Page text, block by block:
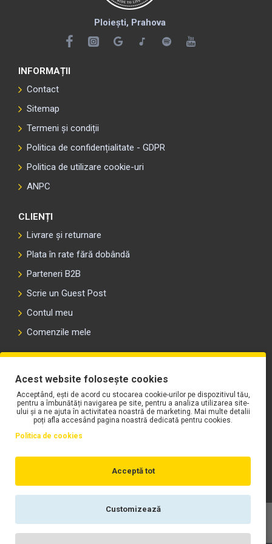
Ploiești, Prahova
INFORMAȚII
Contact
Sitemap
Termeni și condiții
Politica de confidențialitate - GDPR
Politica de utilizare cookie-uri
ANPC
CLIENȚI
Livrare și returnare
Plata în rate fără dobândă
Parteneri B2B
Scrie un Guest Post
Contul meu
Comenzile mele
Copyright © WORK Motors
Acest website folosește cookies
Acceptând, ești de acord cu stocarea cookie-urilor pe dispozitivul tău,
pentru a îmbunătăți navigarea pe site, pentru a analiza utilizarea site-
ului și a ne ajuta în activitatea noastră de marketing. Mai multe detalii
poți afla accesând pagina noastră dedicată pentru cookies.
Politica de cookies
Acceptă tot
Customizează